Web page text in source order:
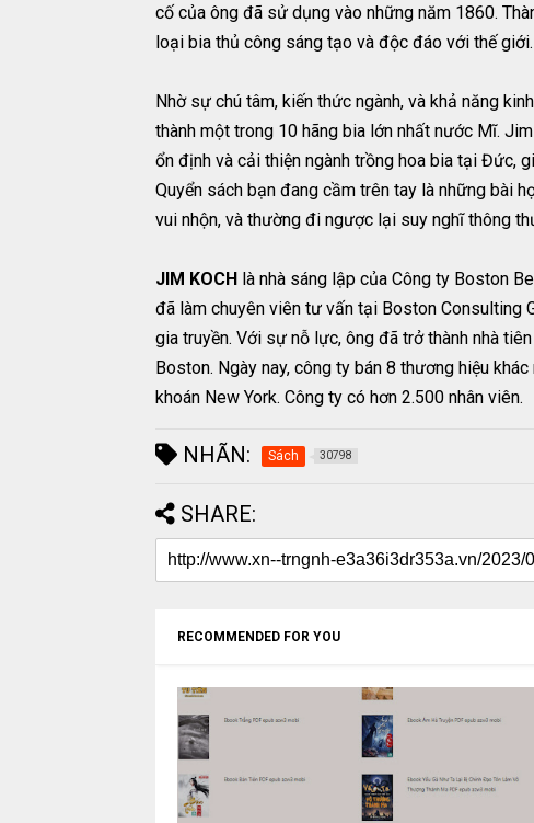
cố của ông đã sử dụng vào những năm 1860.
loại bia thủ công sáng tạo và độc đáo với thế
Nhờ sự chú tâm, kiến thức ngành, và khả năng
thành một trong 10 hãng bia lớn nhất nước Mĩ.
ổn định và cải thiện ngành trồng hoa bia tại Đức,
Quyển sách bạn đang cầm trên tay là những bài
vui nhộn, và thường đi ngược lại suy nghĩ thông
JIM KOCH là nhà sáng lập của Công ty Boston
đã làm chuyên viên tư vấn tại Boston Consulting
gia truyền. Với sự nỗ lực, ông đã trở thành nhà
Boston. Ngày nay, công ty bán 8 thương hiệu
khoán New York. Công ty có hơn 2.500 nhân viên.
NHÃN: Sách 30798
SHARE:
RECOMMENDED FOR YOU